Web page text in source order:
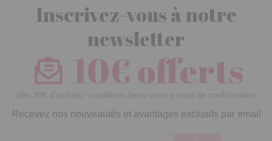
Inscrivez-vous à notre
newsletter
10€ offerts
dès 30€ d’achats - condition dans votre e-mail de confirmation
Recevez nos nouveautés et avantages exclusifs par email